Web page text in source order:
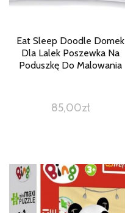
Eat Sleep Doodle Domek
Dla Lalek Poszewka Na
Poduszkę Do Malowania
85,00zł